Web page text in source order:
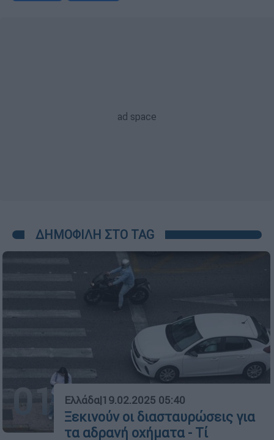
ΔΗΜΟΦΙΛΗ ΣΤΟ TAG
01 Ελλάδα|19.02.2025 05:40
Ξεκινούν οι διασταυρώσεις για
τα αδρανή οχήματα - Τί